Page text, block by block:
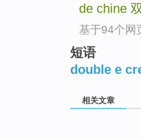
de chine
基于94个网
短语
double e
相关文章